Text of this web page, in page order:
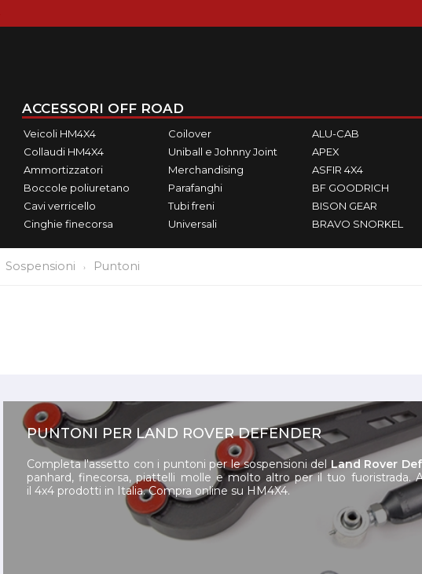
ACCESSORI OFF ROAD
Veicoli HM4X4
Collaudi HM4X4
Ammortizzatori
Boccole poliuretano
Cavi verricello
Cinghie finecorsa
Coilover
Uniball e Johnny Joint
Merchandising
Parafanghi
Tubi freni
Universali
ALU-CAB
APEX
ASFIR 4X4
BF GOODRICH
BISON GEAR
BRAVO SNORKEL
Sospensioni Puntoni
PUNTONI PER LAND ROVER DEFENDER
Completa l'assetto con i puntoni per le sospensioni del Land Rover
panhard, finecorsa, piattelli molle e molto altro per il tuo fuoristrada.
il 4x4 prodotti in Italia. Compra online su HM4X4.